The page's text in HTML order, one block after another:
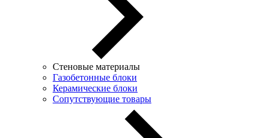
Стеновые материалы
Газобетонные блоки
Керамические блоки
Сопутствующие товары